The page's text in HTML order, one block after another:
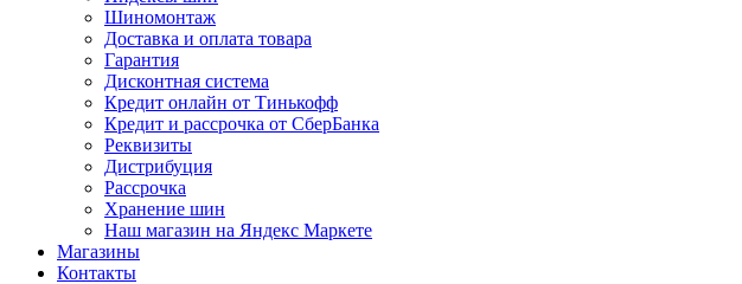
Шиномонтаж
Доставка и оплата товара
Гарантия
Дисконтная система
Кредит онлайн от Тинькофф
Кредит и рассрочка от СберБанка
Реквизиты
Дистрибуция
Рассрочка
Хранение шин
Наш магазин на Яндекс Маркете
Магазины
Контакты